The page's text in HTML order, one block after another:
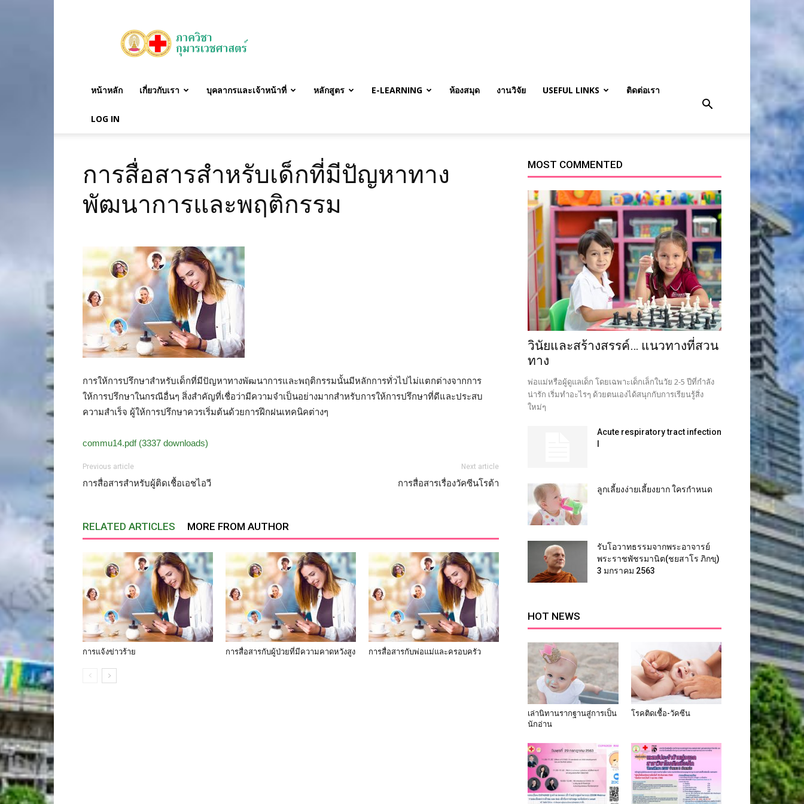
วิชา
กุมาร
เวชศาสตร์
หน้าหลัก เกี่ยวกับเรา บุคลากรและเจ้าหน้าที่ หลักสูตร E-LEARNING ห้องสมุด งานวิจัย USEFUL LINKS ติดต่อเรา
LOG IN
การสื่อสารสำหรับเด็กที่มีปัญหาทาง
พัฒนาการและพฤติกรรม
การให้การปรึกษาสำหรับเด็กที่มีปัญหาทางพัฒนาการและพฤติกรรมนั้นมีหลักการทั่วไปไม่แตกต่างจากการ
ให้การปรึกษาในกรณีอื่นๆ สิ่งสำคัญที่เชื่อว่ามีความจำเป็นอย่างมากสำหรับการให้การปรึกษาที่ดีและประสบ
ความสำเร็จ ผู้ให้การปรึกษาควรเริ่มต้นด้วยการฝึกฝนเทคนิคต่างๆ
commu14.pdf (3337 downloads)
Previous article
การสื่อสารสำหรับผู้ติดเชื้อเอชไอวี
Next article
การสื่อสารเรื่องวัคซีนโรต้า
RELATED ARTICLES MORE FROM AUTHOR
การแจ้งข่าวร้าย การสื่อสารกับผู้ป่วยที่มีความคาดหวังสูง การสื่อสารกับพ่อแม่และครอบครัว
MOST COMMENTED
วินัยและสร้างสรรค์… แนวทางที่สวน
ทาง
พ่อแม่หรือผู้ดูแลเด็ก โดยเฉพาะเด็กเล็กในวัย 2-5 ปีที่กำลัง
น่ารัก เริ่มทำอะไรๆ ด้วยตนเองได้สนุกกับการเรียนรู้สิ่ง
ใหม่ๆ
Acute respiratory tract infection
ลูกเลี้ยงง่ายเลี้ยงยาก ใครกำหนด
รับโอวาทธรรมจากพระอาจารย์
พระราชพัชรมานิต(ชยสาโร ภิกขุ)
3 มกราคม 2563
HOT NEWS
เล่านิทานรากฐานสู่การเป็น
นักอ่าน
โรคติดเชื้อ-วัคซีน